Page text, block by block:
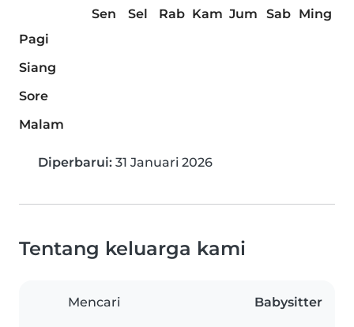
Sen Sel Rab Kam Jum Sab
Ming
Pagi
Siang
Sore
Malam
Diperbarui: 31 Januari 2026
Tentang keluarga kami
Mencari Babysitter